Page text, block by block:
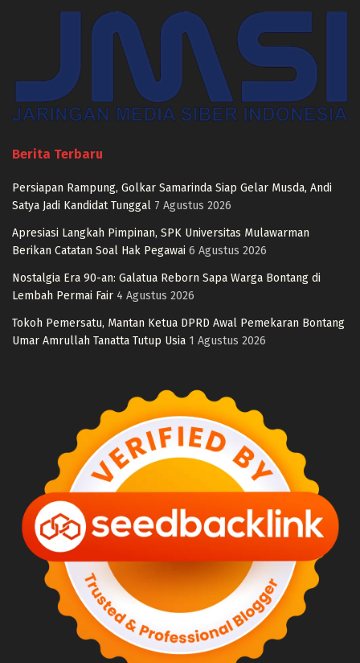
Berita Terbaru
Persiapan Rampung, Golkar Samarinda Siap Gelar Musda, Andi
Satya Jadi Kandidat Tunggal 7 Agustus 2026
Apresiasi Langkah Pimpinan, SPK Universitas Mulawarman
Berikan Catatan Soal Hak Pegawai 6 Agustus 2026
Nostalgia Era 90-an: Galatua Reborn Sapa Warga Bontang di
Lembah Permai Fair 4 Agustus 2026
Tokoh Pemersatu, Mantan Ketua DPRD Awal Pemekaran Bontang
Umar Amrullah Tanatta Tutup Usia 1 Agustus 2026